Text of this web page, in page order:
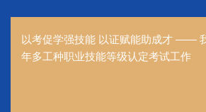
以考促学强技能 以证赋能助成才 ——
年多工种职业技能等级认定考试工作